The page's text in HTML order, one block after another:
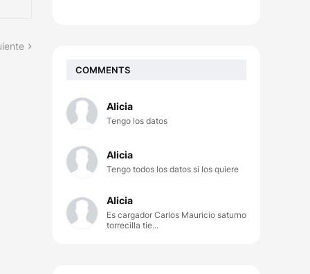
COMMENTS
Alicia
Tengo los datos
Alicia
Tengo todos los datos si los quiere
Alicia
Es cargador Carlos Mauricio saturno
torrecilla tie...